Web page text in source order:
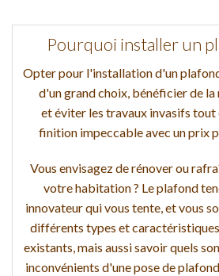
Pourquoi installer un
Opter pour l'installation d'un
d'un grand choix, bénéficier de
et éviter les travaux invasifs
finition impeccable avec un prix
Vous envisagez de rénover ou
votre habitation ? Le plafond
innovateur qui vous tente, et vous
différents types et
existants, mais aussi savoir quels
inconvénients d'une pose de